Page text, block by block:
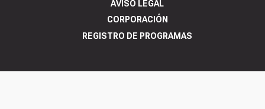
AVISO LEGAL
CORPORACIÓN
REGISTRO DE PROGRAMAS